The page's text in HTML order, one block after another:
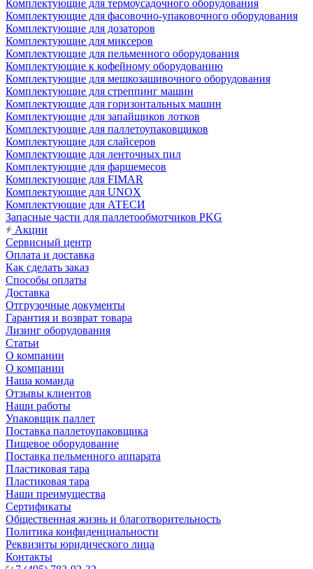
Комплектующие для термоусадочного оборудования
Комплектующие для фасовочно-упаковочного оборудования
Комплектующие для дозаторов
Комплектующие для миксеров
Комплектующие для пельменного оборудования
Комплектующие к кофейному оборудованию
Комплектующие для мешкозашивочного оборудования
Комплектующие для стреппинг машин
Комплектующие для горизонтальных машин
Комплектующие для запайщиков лотков
Комплектующие для паллетоупаковщиков
Комплектующие для слайсеров
Комплектующие для ленточных пил
Комплектующие для фаршемесов
Комплектующие для FIMAR
Комплектующие для UNOX
Комплектующие для АТЕСИ
Запасные части для паллетообмотчиков PKG
Акции
Сервисный центр
Оплата и доставка
Как сделать заказ
Способы оплаты
Доставка
Отгрузочные документы
Гарантия и возврат товара
Лизинг оборудования
Статьи
О компании
О компании
Наша команда
Отзывы клиентов
Наши работы
Упаковщик паллет
Поставка паллетоупаковщика
Пищевое оборудование
Поставка пельменного аппарата
Пластиковая тара
Пластиковая тара
Наши преимущества
Сертификаты
Общественная жизнь и благотворительность
Политика конфиденциальности
Реквизиты юридического лица
Контакты